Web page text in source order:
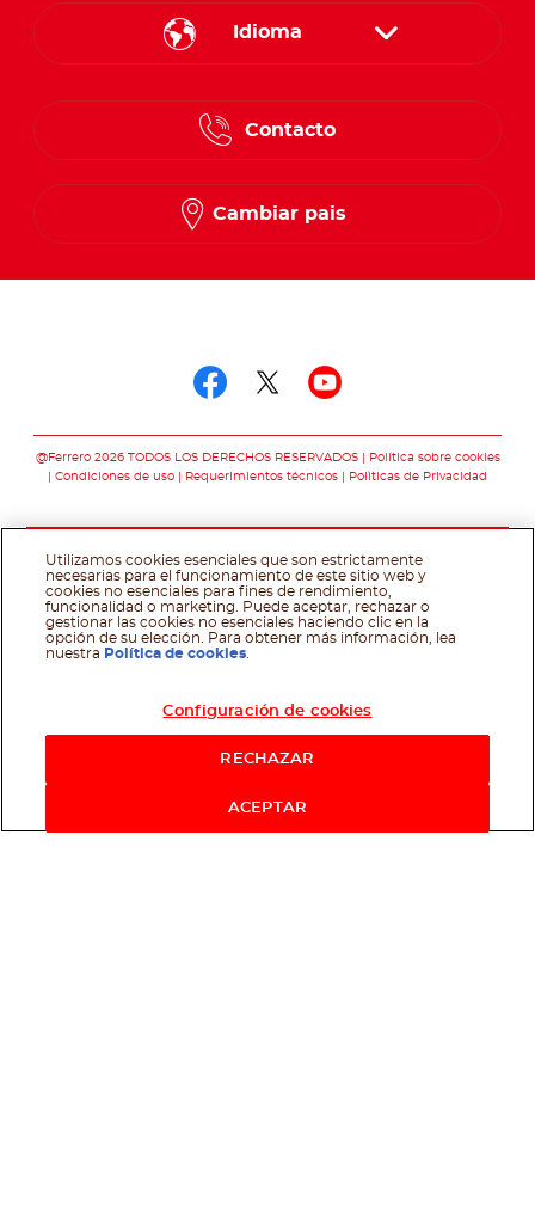
Idioma
English
French
Contacto
Cambiar pais
@Ferrero 2026 TODOS LOS DERECHOS RESERVADOS
Política sobre cookies
Condiciones de uso
Requerimientos técnicos Polìticas de Privacidad
Utilizamos cookies esenciales que son estrictamente
necesarias para el funcionamiento de este sitio web y
cookies no esenciales para fines de rendimiento,
funcionalidad o marketing. Puede aceptar, rechazar o
gestionar las cookies no esenciales haciendo clic en la
opción de su elección. Para obtener más información, lea
nuestra Política de cookies
Configuración de cookies
RECHAZAR
ACEPTAR